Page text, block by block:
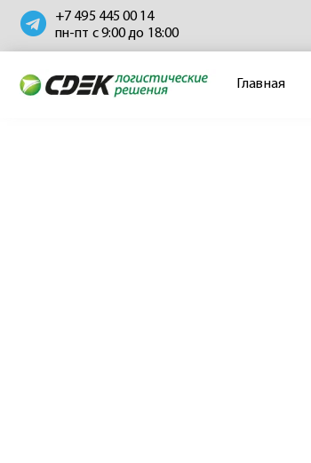
+7 495 445 00 14
пн-пт с 9:00 до 18:00
Главная